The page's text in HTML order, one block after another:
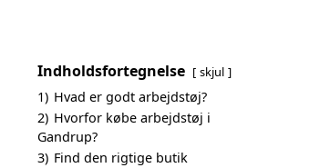
Indholdsfortegnelse skjul
1) Hvad er godt arbejdstøj?
2) Hvorfor købe arbejdstøj i
Gandrup?
3) Find den rigtige butik